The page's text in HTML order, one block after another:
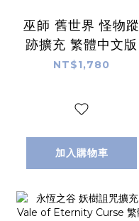
巫師 舊世界 怪物蹤
跡擴充 繁體中文版
NT$1,780
加入購物車